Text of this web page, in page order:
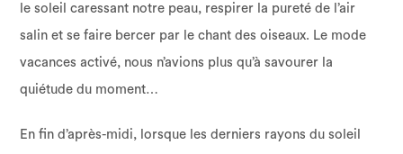
le soleil caressant notre peau, respirer la pureté de l’air
salin et se faire bercer par le chant des oiseaux. Le mode
vacances activé, nous n’avions plus qu’à savourer la
quiétude du moment…
En fin d’après-midi, lorsque les derniers rayons du soleil